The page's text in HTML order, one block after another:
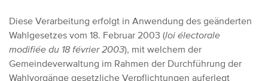
Diese Verarbeitung erfolgt in Anwendung des geänderten
Wahlgesetzes vom 18. Februar 2003 (loi électorale
modifiée du 18 février 2003), mit welchem der
Gemeindeverwaltung im Rahmen der Durchführung der
Wahlvorgänge gesetzliche Verpflichtungen auferlegt